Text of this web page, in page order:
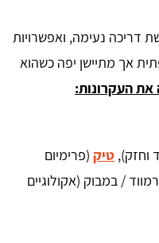
דריכה נעימה, ואפשרויות
אך מתיישן יפה כשהוא
העקרונות:
וחזק), טיק (פרימיום
/ במבוק (אקולוגיים